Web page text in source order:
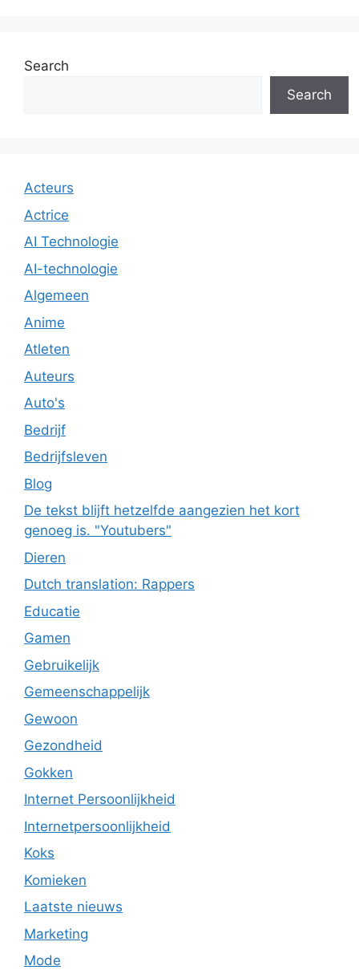
Search
Search
Acteurs
Actrice
AI Technologie
AI-technologie
Algemeen
Anime
Atleten
Auteurs
Auto's
Bedrijf
Bedrijfsleven
Blog
De tekst blijft hetzelfde aangezien het kort
genoeg is. "Youtubers"
Dieren
Dutch translation: Rappers
Educatie
Gamen
Gebruikelijk
Gemeenschappelijk
Gewoon
Gezondheid
Gokken
Internet Persoonlijkheid
Internetpersoonlijkheid
Koks
Komieken
Laatste nieuws
Marketing
Mode